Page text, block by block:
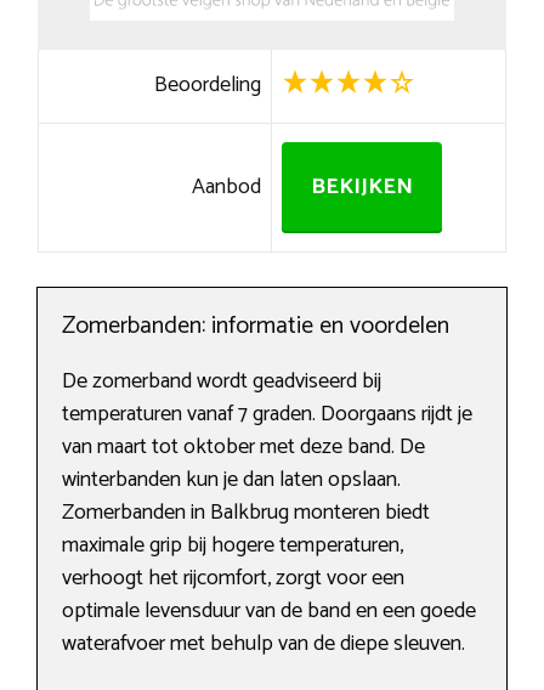
Beoordeling
Aanbod BEKIJKEN
Zomerbanden: informatie en voordelen
De zomerband wordt geadviseerd bij
temperaturen vanaf 7 graden. Doorgaans rijdt je
van maart tot oktober met deze band. De
winterbanden kun je dan laten opslaan.
Zomerbanden in Balkbrug monteren biedt
maximale grip bij hogere temperaturen,
verhoogt het rijcomfort, zorgt voor een
optimale levensduur van de band en een goede
waterafvoer met behulp van de diepe sleuven.